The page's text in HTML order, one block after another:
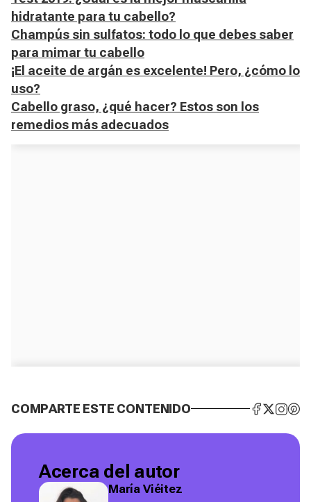
hidratante para tu cabello?
Champús sin sulfatos: todo lo que debes saber
para mimar tu cabello
¡El aceite de argán es excelente! Pero, ¿cómo lo
uso?
Cabello graso, ¿qué hacer? Estos son los
remedios más adecuados
COMPARTE ESTE CONTENIDO
Acerca del autor
María Viéitez